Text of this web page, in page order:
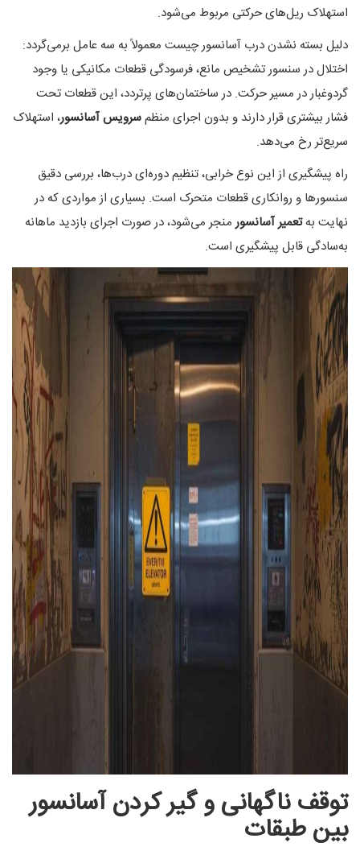
استهلاک ریل‌های حرکتی مربوط می‌شود.
دلیل بسته نشدن درب آسانسور چیست معمولاً به سه عامل برمی‌گردد:
اختلال در سنسور تشخیص مانع، فرسودگی قطعات مکانیکی یا وجود
گردوغبار در مسیر حرکت. در ساختمان‌های پرتردد، این قطعات تحت
فشار بیشتری قرار دارند و بدون اجرای منظمسرویس آسانسور، استهلاک
سریع‌تر رخ می‌دهد.
راه پیشگیری از این نوع خرابی، تنظیم دوره‌ای درب‌ها، بررسی دقیق
سنسورها و روانکاری قطعات متحرک است. بسیاری از مواردی که در
نهایت بهتعمیر آسانسورمنجر می‌شود، در صورت اجرای بازدید ماهانه
به‌سادگی قابل پیشگیری است.
توقف ناگهانی و گیر کردن آسانسور
بین طبقات